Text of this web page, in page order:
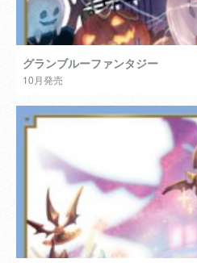
グランブルーファンタジー
10月発売